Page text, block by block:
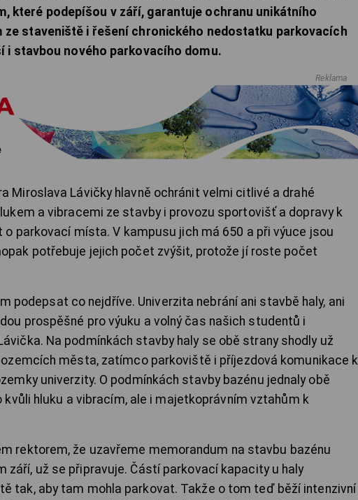
které podepíšou v září, garantuje ochranu unikátního
ze staveniště i řešení chronického nedostatku parkovacích
i stavbou nového parkovacího domu.
Reklama
Miroslava Lávičky hlavně ochránit velmi citlivé a drahé
a vibracemi ze stavby i provozu sportovišť a dopravy k
o parkovací místa. V kampusu jich má 650 a při výuce jsou
potřebuje jejich počet zvýšit, protože jí roste počet
podepsat co nejdříve. Univerzita nebrání ani stavbě haly, ani
prospěšné pro výuku a volný čas našich studentů i
Na podmínkách stavby haly se obě strany shodly už
města, zatímco parkoviště i příjezdová komunikace k
univerzity. O podmínkách stavby bazénu jednaly obě
kvůli hluku a vibracím, ale i majetkoprávním vztahům k
rektorem, že uzavřeme memorandum na stavbu bazénu
září, už se připravuje. Částí parkovací kapacity u haly
tak, aby tam mohla parkovat. Takže o tom teď běží intenzivní